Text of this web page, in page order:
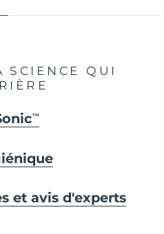
SCIENCE QUI
TM
et avis d'experts